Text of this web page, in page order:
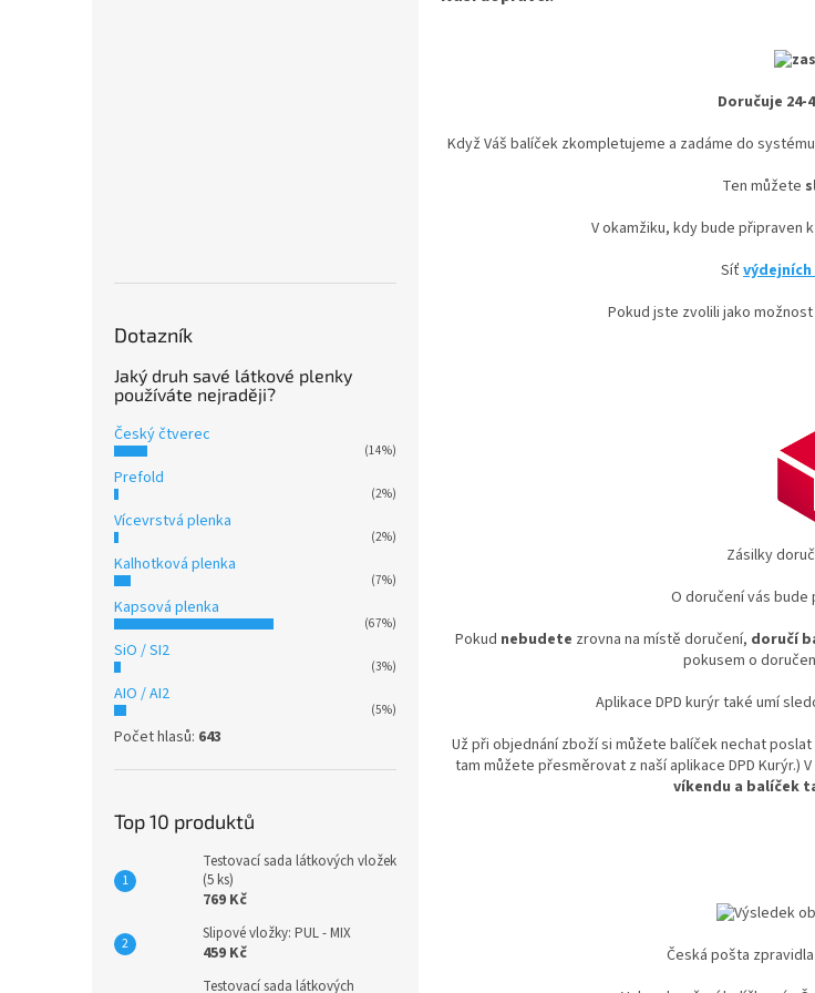
Dotazník
Jaký druh savé látkové plenky
používáte nejraději?
Český čtverec
(14%)
Prefold
(2%)
Vícevrstvá plenka
(2%)
Kalhotková plenka
(7%)
Kapsová plenka
(67%)
SiO / SI2
(3%)
AIO / AI2
(5%)
Počet hlasů: 643
Top 10 produktů
Testovací sada látkových vložek
(5 ks)
769 Kč
Slipové vložky: PUL - MIX
459 Kč
Testovací sada látkových
Doručuje 24-
Když Váš balíček zkompletujeme a zadáme do
Ten můžete
V okamžiku, kdy bude připraven
Síť
Pokud jste zvolili jako
Zásilky
O doručení vás
Pokud nebudete zrovna na místě doručení, doručí
pokusem o
Aplikace DPD kurýr také umí
Už při objednání zboží si můžete balíček nechat poslat
tam můžete přesměrovat z naší aplikace DPD Kurýr.) V
víkendu a balíček
Česká pošta